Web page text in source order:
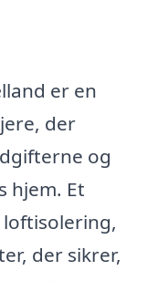
er en
der
og
hjem. Et
der sikrer,